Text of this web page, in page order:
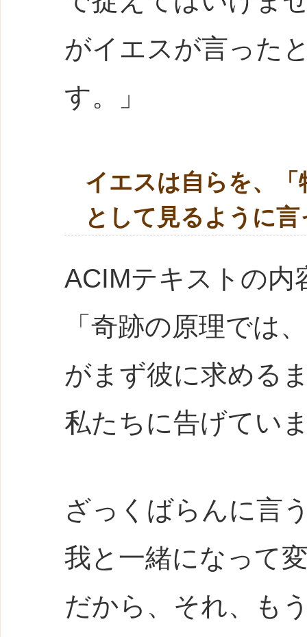
がイエスが言った
す。」
イエスは自らを、
として見るように言
ACIMテキストの内
「奇跡の原理では
がまず彼に求める
私たちに告げてい
ざっくばらんに言
我と一緒になって
だから、それ、も